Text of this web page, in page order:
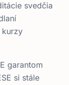
svedčia
kurzy
garantom
si stále